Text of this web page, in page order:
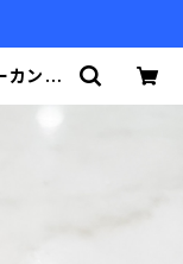
カンサ